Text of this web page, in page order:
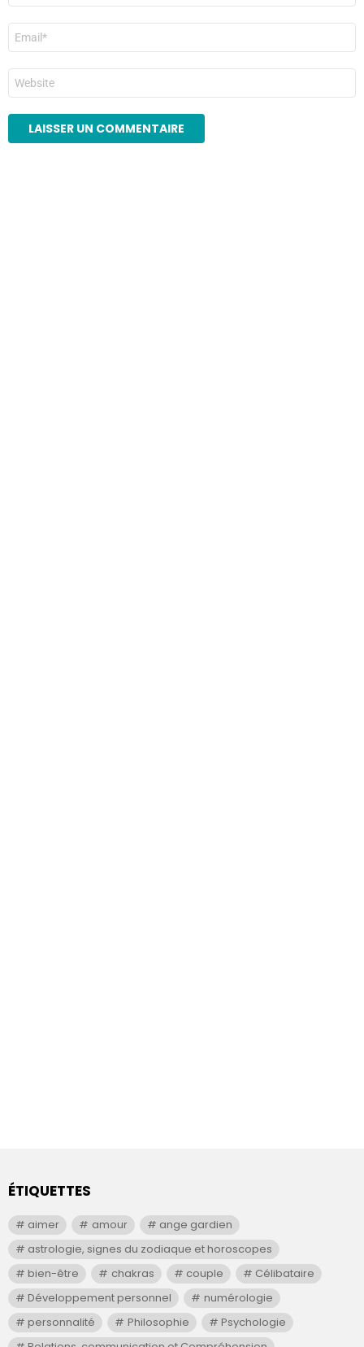
E-
mail
*
Site
web
ÉTIQUETTES
aimer amour
ange gardien
astrologie, signes du zodiaque et horoscopes
bien-être
chakras couple
Célibataire
Développement personnel
numérologie
personnalité
Philosophie
Psychologie